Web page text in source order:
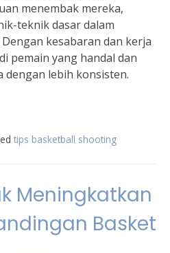
menembak mereka,
teknik dasar dalam
kesabaran dan kerja
pemain yang handal dan
dengan lebih konsisten.
tips basketball shooting
Meningkatkan
Basket